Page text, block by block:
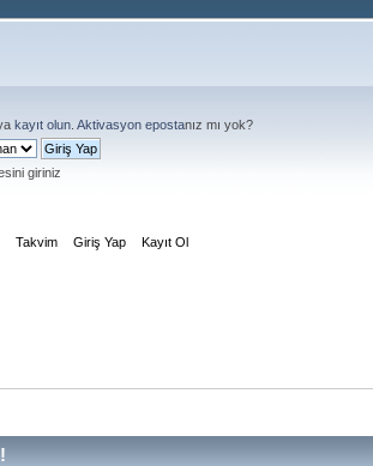
kayıt olun Aktivasyon epostanız mı yok?
giriniz
Takvim Giriş Yap Kayıt Ol